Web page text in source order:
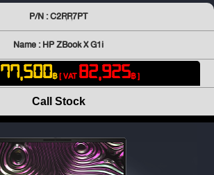
P/N : C2RR7PT
Name : HP ZBook X G1i
77,500฿[ VAT82,925฿ ]
Call Stock